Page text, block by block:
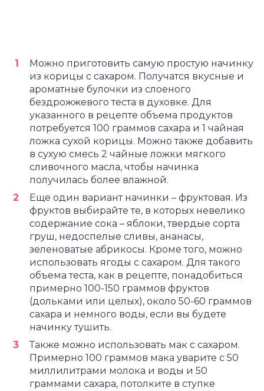
Можно приготовить самую простую начинку
из корицы с сахаром. Получатся вкусные и
ароматные булочки из слоеного
бездрожжевого теста в духовке. Для
указанного в рецепте объема продуктов
потребуется 100 граммов сахара и 1 чайная
ложка сухой корицы. Можно также добавить
в сухую смесь 2 чайные ложки мягкого
сливочного масла, чтобы начинка
получилась более влажной.
Еще один вариант начинки – фруктовая. Из
фруктов выбирайте те, в которых невелико
содержание сока – яблоки, твердые сорта
груш, недоспелые сливы, ананасы,
зеленоватые абрикосы. Кроме того, можно
использовать ягоды с сахаром. Для такого
объема теста, как в рецепте, понадобиться
примерно 100-150 граммов фруктов
(дольками или целых), около 50-60 граммов
сахара и немного воды, если вы будете
начинку тушить.
Также можно использовать мак с сахаром.
Примерно 100 граммов мака уварите с 50
миллилитрами молока и воды и 50
граммами сахара, потолките в ступке